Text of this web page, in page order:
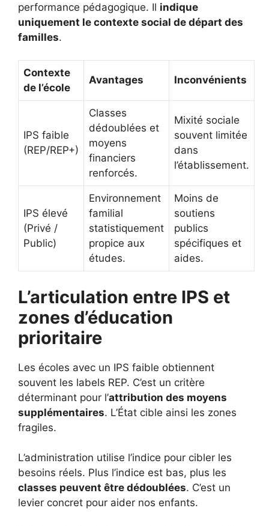
performance pédagogique. Il indique
uniquement le contexte social de départ des
familles.
Contexte
de l’école
Avantages Inconvénients
IPS faible
(REP/REP+)
Classes
dédoublées et
moyens
financiers
renforcés.
Mixité sociale
souvent limitée
dans
l’établissement.
IPS élevé
(Privé /
Public)
Environnement
familial
statistiquement
propice aux
études.
Moins de
soutiens
publics
spécifiques et
aides.
L’articulation entre IPS et
zones d’éducation
prioritaire
Les écoles avec un IPS faible obtiennent
souvent les labels REP. C’est un critère
déterminant pour l’attribution des moyens
supplémentaires. L’État cible ainsi les zones
fragiles.
L’administration utilise l’indice pour cibler les
besoins réels. Plus l’indice est bas, plus les
classes peuvent être dédoublées. C’est un
levier concret pour aider nos enfants.